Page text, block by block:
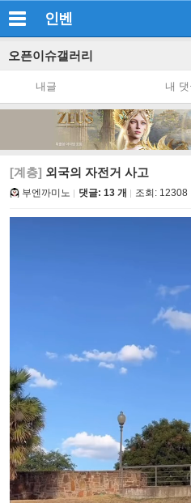
인벤
오픈이슈갤러리
내글 내 댓
[계층] 외국의 자전거 사고
부엔까미노 댓글: 13 개 조회: 12308